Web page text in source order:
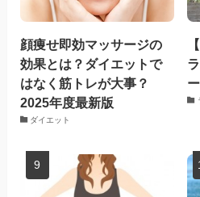
顔痩せ即効マッサージの
効果とは？ダイエットで
はなく筋トレが大事？
2025年度最新版
ダイエット